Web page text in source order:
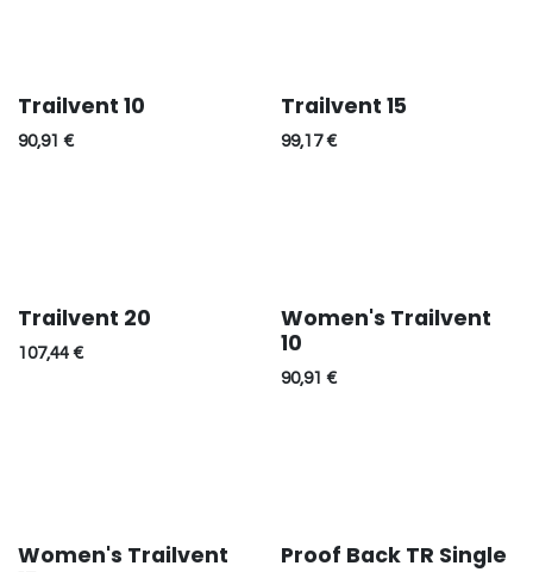
Trailvent 10
90,91 €
Trailvent 15
99,17€
Trailvent 20
107,44 €
Women's Trailvent
10
90,91 €
Women's Trailvent
Proof Back TR Single